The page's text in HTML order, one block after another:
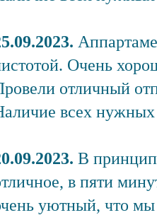
Очень
отличный
всех
В
в пяти
уютный, что